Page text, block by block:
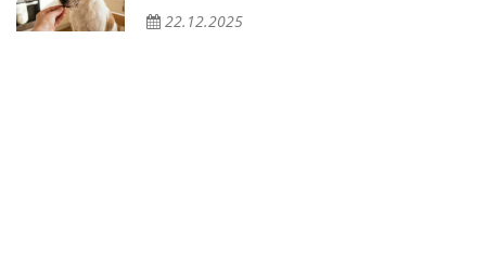
22.12.2025